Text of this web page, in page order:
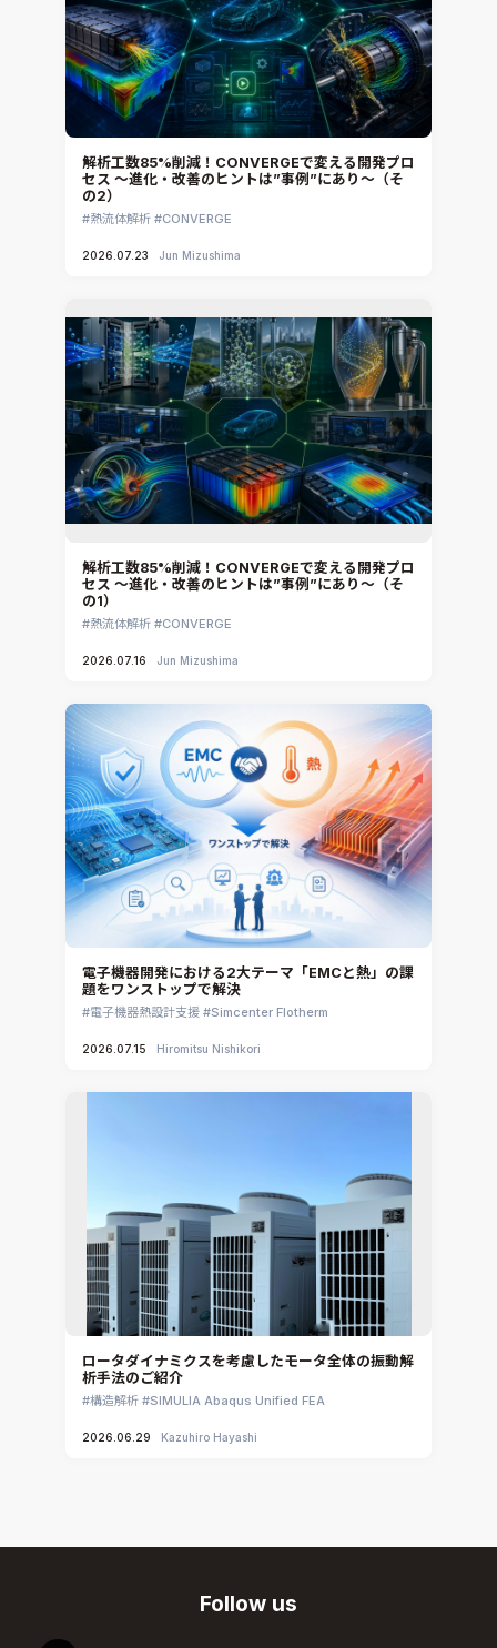
解析工数85%削減！CONVERGEで変える開発プロ
セス ～進化・改善のヒントは”事例”にあり～（そ
の2）
熱流体解析 CONVERGE
2026.07.23 Jun Mizushima
解析工数85%削減！CONVERGEで変える開発プロ
セス ～進化・改善のヒントは”事例”にあり～（そ
の1）
熱流体解析 CONVERGE
2026.07.16 Jun Mizushima
電子機器開発における2大テーマ「EMCと熱」の課
題をワンストップで解決
電子機器熱設計支援 Simcenter Flotherm
2026.07.15 Hiromitsu Nishikori
ロータダイナミクスを考慮したモータ全体の振動解
析手法のご紹介
構造解析 SIMULIA Abaqus Unified FEA
2026.06.29 Kazuhiro Hayashi
Follow us